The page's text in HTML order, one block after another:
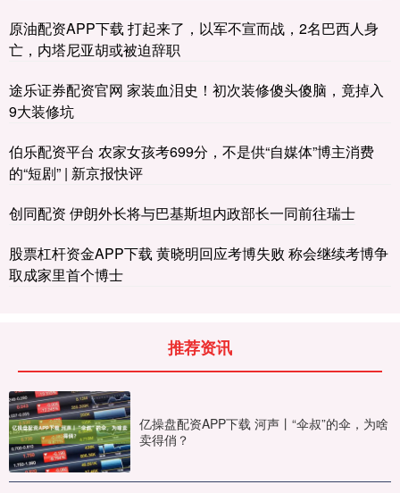
原油配资APP下载 打起来了，以军不宣而战，2名巴西人身
亡，内塔尼亚胡或被迫辞职
途乐证券配资官网 家装血泪史！初次装修傻头傻脑，竟掉入
9大装修坑
伯乐配资平台 农家女孩考699分，不是供“自媒体”博主消费
的“短剧” | 新京报快评
创同配资 伊朗外长将与巴基斯坦内政部长一同前往瑞士
股票杠杆资金APP下载 黄晓明回应考博失败 称会继续考博争
取成家里首个博士
推荐资讯
亿操盘配资APP下载 河声丨“伞叔”的伞，为啥
卖得俏？